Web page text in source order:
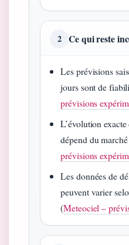
2 Ce qui reste
Les prévisions
jours sont de
prévisions
L’évolution
dépend du
prévisions
Les données de
peuvent varier
(Meteociel –